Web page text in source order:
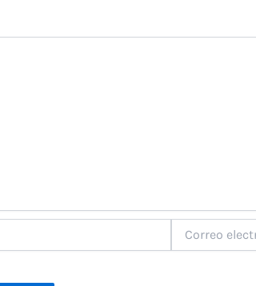
electrónico